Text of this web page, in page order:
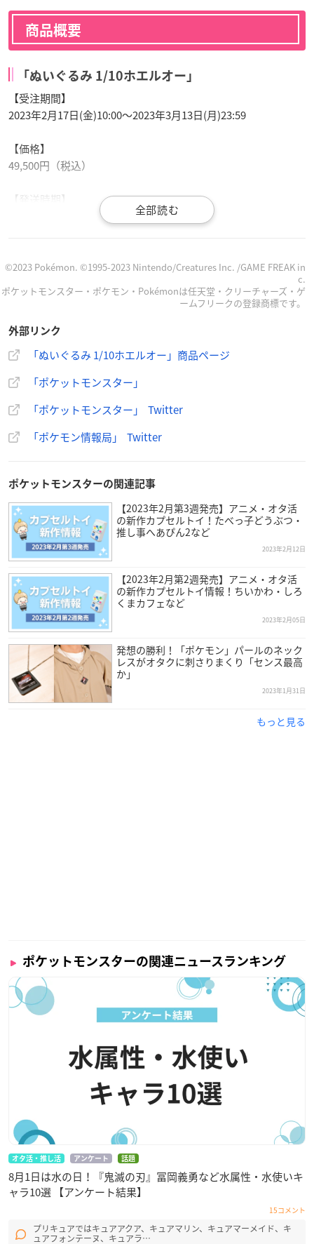
商品概要
「ぬいぐるみ 1/10ホエルオー」
【受注期間】
2023年2月17日(金)10:00～2023年3月13日(月)23:59
【価格】
49,500円（税込）
【発送時期】
2023年8月上旬以降、順次出荷いたします。
60×145×55:cm 6,500g
とにかくどでかいポケモンといえば…
＞#ホエルオー＜
なんと、10分の1サイズのぬいぐるみになりました‼️
これならお部屋でも一緒に過ごせますね😊🏠
023
©2023 Pokémon. ©1995-2023 Nintendo/Creatures Inc. /GAME FREAK in
c.
ポケットモンスター・ポケモン・Pokémonは任天堂・クリーチャーズ・ゲ
ームフリークの登録商標です。
外部リンク
「ぬいぐるみ 1/10ホエルオー」商品ページ
「ポケットモンスター」
「ポケットモンスター」 Twitter
「ポケモン情報局」 Twitter
ポケットモンスターの関連記事
【2023年2月第3週発売】アニメ・オタ活
の新作カプセルトイ！たべっ子どうぶつ・
推し事へあぴん2など
2023年2月12日
【2023年2月第2週発売】アニメ・オタ活
の新作カプセルトイ情報！ちいかわ・しろ
くまカフェなど
2023年2月05日
発想の勝利！「ポケモン」パールのネック
レスがオタクに刺さりまくり「センス最高
か」
2023年1月31日
もっと見る
ポケットモンスターの関連ニュースランキング
オタ活・推し活 アンケート 話題
8月1日は水の日！『鬼滅の刃』冨岡義勇など水属性・水使いキ
ャラ10選 【アンケート結果】
15コメント
プリキュアではキュアアクア、キュアマリン、キュアマーメイド、キ
ュアフォンテーヌ、キュアラ…